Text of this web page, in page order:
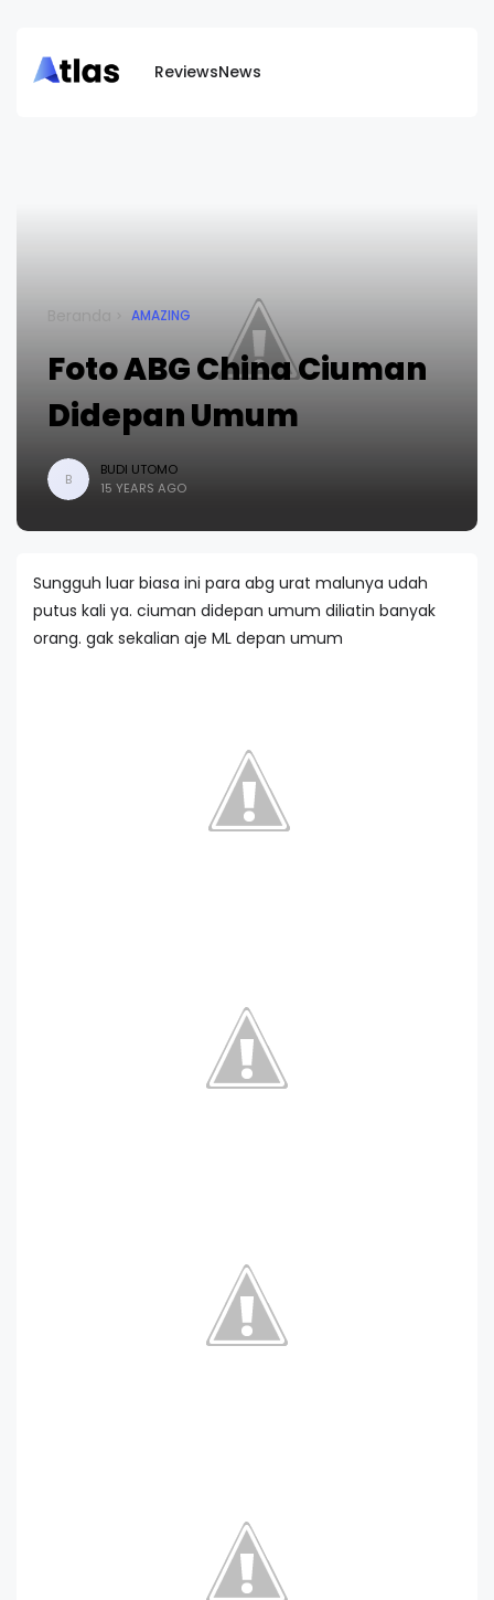
ReviewsNews
Beranda AMAZING
Foto ABG China Ciuman
Didepan Umum
B
BUDI UTOMO
15 YEARS AGO
Sungguh luar biasa ini para abg urat malunya udah
putus kali ya. ciuman didepan umum diliatin banyak
orang. gak sekalian aje ML depan umum